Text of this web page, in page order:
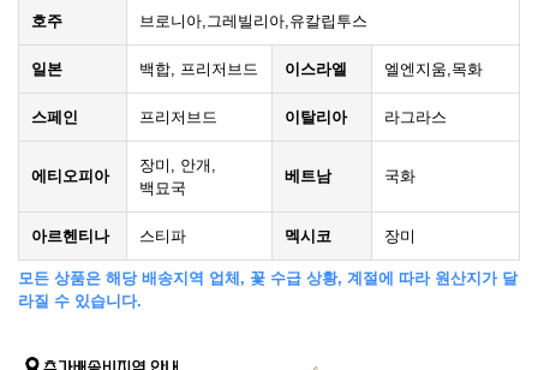
호주 브로니아,그레빌리아,유칼립투스
일본 백합, 프리저브드 이스라엘 엘엔지움,목화
스페인 프리저브드 이탈리아 라그라스
에티오피아
장미, 안개,
백묘국
베트남 국화
아르헨티나 스티파 멕시코 장미
모든 상품은 해당 배송지역 업체, 꽃 수급 상황, 계절에 따라 원산지가 달
라질 수 있습니다.